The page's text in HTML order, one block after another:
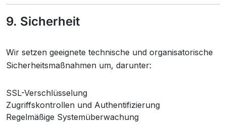
9. Sicherheit
Wir setzen geeignete technische und organisatorische
Sicherheitsmaßnahmen um, darunter:
SSL-Verschlüsselung
Zugriffskontrollen und Authentifizierung
Regelmäßige Systemüberwachung